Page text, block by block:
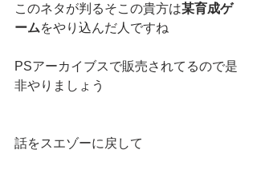
このネタが判るそこの貴方は某育成ゲ
ームをやり込んだ人ですね
PSアーカイブスで販売されてるので是
非やりましょう
話をスエゾーに戻して